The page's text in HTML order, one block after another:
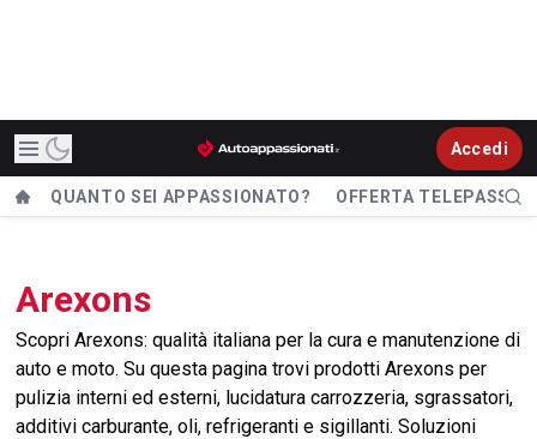
Accedi
QUANTO SEI APPASSIONATO? OFFERTA TELEPASS
Arexons
Scopri Arexons: qualità italiana per la cura e manutenzione di
auto e moto. Su questa pagina trovi prodotti Arexons per
pulizia interni ed esterni, lucidatura carrozzeria, sgrassatori,
additivi carburante, oli, refrigeranti e sigillanti. Soluzioni